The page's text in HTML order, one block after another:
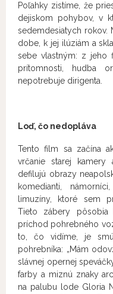
Poľahky zistíme, že
dejiskom pohybov, v
sedemdesiatych rokov.
dobe, k jej ilúziám a
sebe vlastným: z jeho
prítomnosti, hudba
nepotrebuje dirigenta.
Loď, čo nedopláva
Tento film sa začína
vrčanie starej
defilujú obrazy
komedianti,
limuzíny, ktoré sem
Tieto zábery
príchod pohrebného
to, čo vidíme, je
pohrebníka: „Mám
slávnej opernej
farby a miznú znaky
na palubu lode Gloria